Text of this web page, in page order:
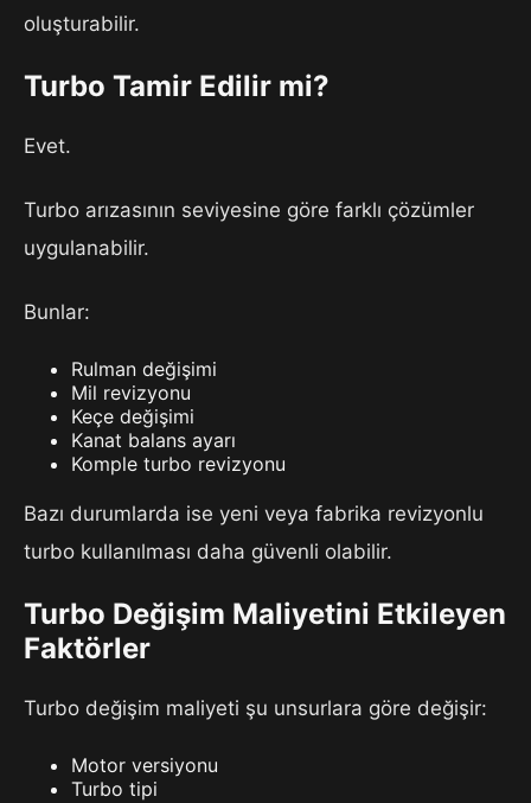
oluşturabilir.
Turbo Tamir Edilir mi?
Evet.
Turbo arızasının seviyesine göre farklı çözümler
uygulanabilir.
Bunlar:
Rulman değişimi
Mil revizyonu
Keçe değişimi
Kanat balans ayarı
Komple turbo revizyonu
Bazı durumlarda ise yeni veya fabrika revizyonlu
turbo kullanılması daha güvenli olabilir.
Turbo Değişim Maliyetini Etkileyen
Faktörler
Turbo değişim maliyeti şu unsurlara göre değişir:
Motor versiyonu
Turbo tipi